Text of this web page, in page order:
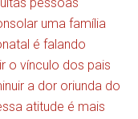
pessoas
uma família
é falando
o vínculo dos pais
a dor oriunda do
atitude é mais